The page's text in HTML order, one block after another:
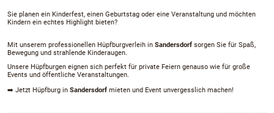
Sie planen ein Kinderfest, einen Geburtstag oder eine Veranstaltung und möchten
Kindern ein echtes Highlight bieten?
Mit unserem professionellen Hüpfburgverleih in Sandersdorf sorgen Sie für Spaß,
Bewegung und strahlende Kinderaugen.
Unsere Hüpfburgen eignen sich perfekt für private Feiern genauso wie für große
Events und öffentliche Veranstaltungen.
➡️ Jetzt Hüpfburg in Sandersdorf mieten und Event unvergesslich machen!